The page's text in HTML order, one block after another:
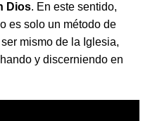
Dios. En este sentido,
es solo un método de
mismo de la Iglesia,
y discerniendo en